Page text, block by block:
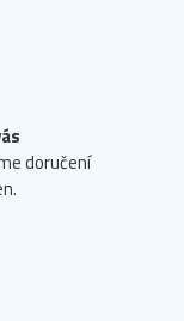
doručení